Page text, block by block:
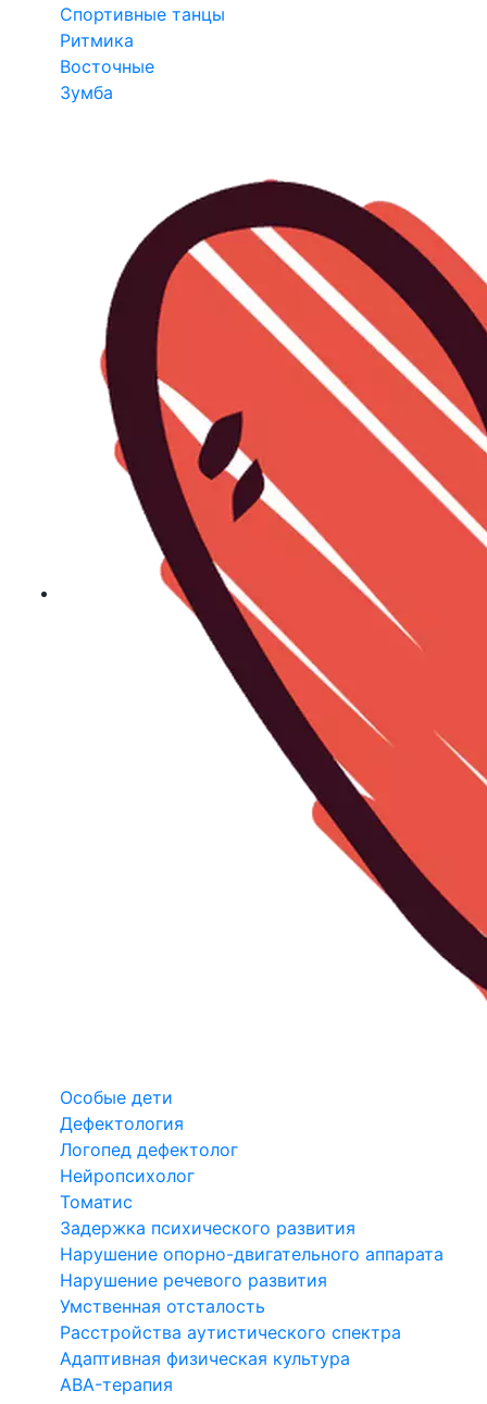
Спортивные танцы
Ритмика
Восточные
Зумба
Особые дети
Дефектология
Логопед дефектолог
Нейропсихолог
Томатис
Задержка психического развития
Нарушение опорно-двигательного аппарата
Нарушение речевого развития
Умственная отсталость
Расстройства аутистического спектра
Адаптивная физическая культура
ABA-терапия